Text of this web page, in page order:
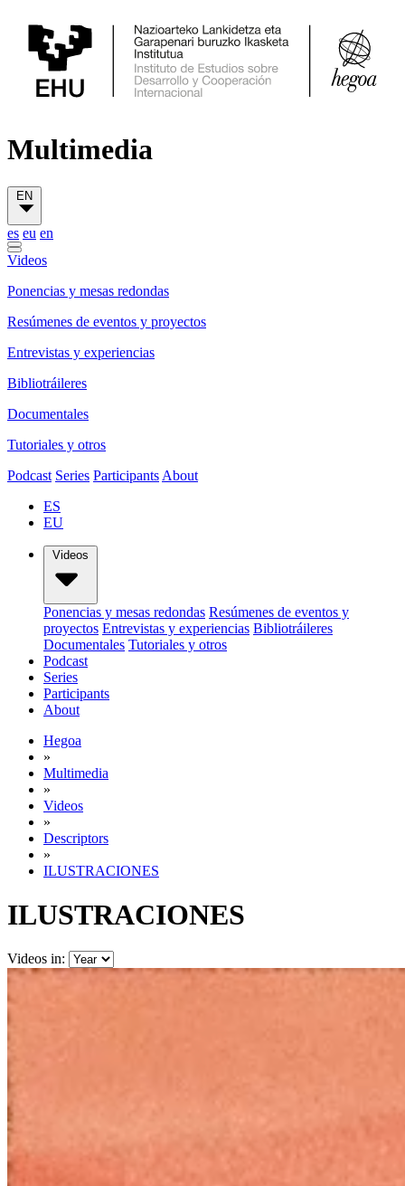
Multimedia
EN
es eu en
Videos
Ponencias y mesas redondas
Resúmenes de eventos y proyectos
Entrevistas y experiencias
Bibliotráileres
Documentales
Tutoriales y otros
Podcast Series Participants About
ES
EU
Videos
Ponencias y mesas redondas Resúmenes de eventos y
proyectos Entrevistas y experiencias Bibliotráileres
Documentales Tutoriales y otros
Podcast
Series
Participants
About
Hegoa
»
Multimedia
»
Videos
»
Descriptors
»
ILUSTRACIONES
ILUSTRACIONES
Videos in: